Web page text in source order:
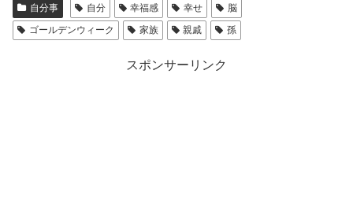
自分事 自分 幸福感 幸せ
脳
ゴールデンウィーク
家族 親戚 孫
スポンサーリンク